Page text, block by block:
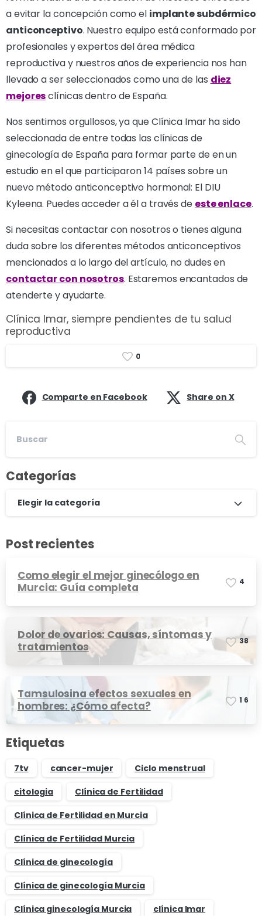
a evitar la concepción como el implante subdérmico
anticonceptivo. Nuestro equipo está conformado por
profesionales y expertos del área médica
reproductiva y nuestros años de experiencia nos han
llevado a ser seleccionados como una de las diez
mejoresclínicas dentro de España.
Nos sentimos orgullosos, ya que Clínica Imar ha sido
seleccionada de entre todas las clínicas de
ginecología de España para formar parte de en un
estudio en el que participaron 14 países sobre un
nuevo método anticonceptivo hormonal: El DIU
Kyleena. Puedes acceder a él a través de este enlace.
Si necesitas contactar con nosotros o tienes alguna
duda sobre los diferentes métodos anticonceptivos
mencionados a lo largo del artículo, no dudes en
contactar con nosotros. Estaremos encantados de
atenderte y ayudarte.
Clínica Imar, siempre pendientes de tu salud
reproductiva
0
Comparte en Facebook Share on X
Categorías
Elegir la categoría
Post recientes
Como elegir el mejor ginecólogo en
Murcia: Guía completa
4
Dolor de ovarios: Causas, síntomas y
tratamientos
38
Tamsulosina efectos sexuales en
hombres: ¿Cómo afecta?
1 6
Etiquetas
7tv cancer-mujer
Ciclo menstrual
citologia
Clínica de Fertilidad
Clínica de Fertilidad en Murcia
Clínica de Fertilidad Murcia
Clínica de ginecología
Clínica de ginecología Murcia
Clínica ginecología Murcia
clínica Imar